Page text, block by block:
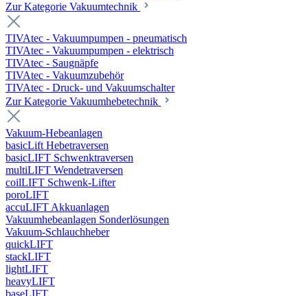
Zur Kategorie Vakuumtechnik
TIVAtec - Vakuumpumpen - pneumatisch
TIVAtec - Vakuumpumpen - elektrisch
TIVAtec - Saugnäpfe
TIVAtec - Vakuumzubehör
TIVAtec - Druck- und Vakuumschalter
Zur Kategorie Vakuumhebetechnik
Vakuum-Hebeanlagen
basicLift Hebetraversen
basicLIFT Schwenktraversen
multiLIFT Wendetraversen
coilLIFT Schwenk-Lifter
poroLIFT
accuLIFT Akkuanlagen
Vakuumhebeanlagen Sonderlösungen
Vakuum-Schlauchheber
quickLIFT
stackLIFT
lightLIFT
heavyLIFT